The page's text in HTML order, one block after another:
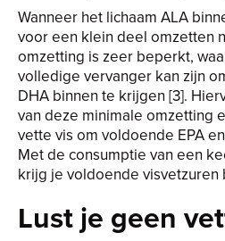
Wanneer het lichaam ALA
voor een klein deel omzetten
omzetting is zeer beperkt,
volledige vervanger kan zijn
DHA binnen te krijgen [3].
van deze minimale omzetting
vette vis om voldoende EPA
Met de consumptie van een
krijg je voldoende visvetzuren
Lust je geen